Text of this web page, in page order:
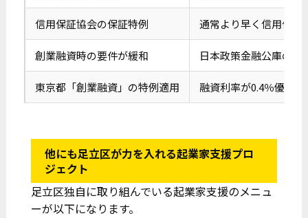
信用保証協会の保証特例 通常より早く信用保証
創業融資時の要件が緩和 日本政策金融公庫の貸
東京都「創業融資」の特例適用 融資利率が0.4％優遇
他にも足立区が力を入れる起業家支援プロ
ジェクト
足立区独自に取り組んでいる起業家支援のメニュ
ーが以下になります。